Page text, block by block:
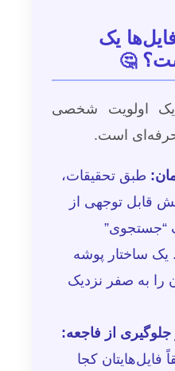
یک
🤔
اولویت شخصی
حرفه‌ای است.
طبق تحقیقات،
قابل توجهی از
“جستجوی”
یک ساختار پوشه
را به صفر نزدیک
از فاجعه:
فایل‌هایتان کجا